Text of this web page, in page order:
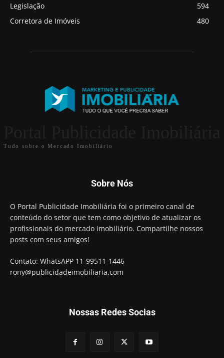
Legislação
594
Corretora de Imóveis
480
Tudo sobre o Mercado Imobiliário
Sobre Nós
O Portal Publicidade Imobiliária foi o primeiro canal de
conteúdo do setor que tem como objetivo de atualizar os
profissionais do mercado imobiliário. Compartilhe nossos
posts com seus amigos!
Contato: WhatsAPP 11-99511-1446
rony@publicidadeimobiliaria.com
Nossas Redes Socias